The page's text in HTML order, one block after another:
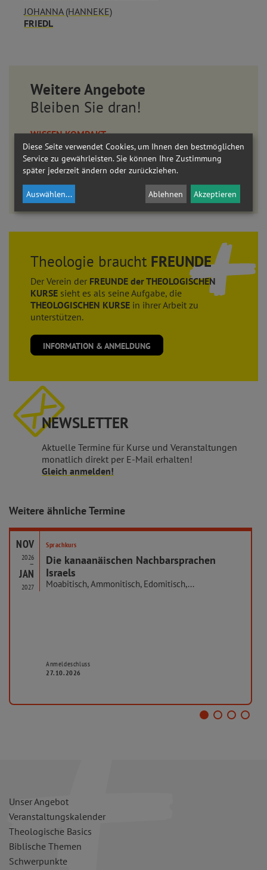
JOHANNA (HANNEKE)
FRIEDL
Weitere Angebote
Bleiben Sie dran!
WISSEN KOMPAKT
ONLINE-MODULE
AKADEMIE AM DOM
LEHRGANG THEOLOGIE
Eine umfassende Auseinandersetzung mit dem christlichen Glauben.
Theologie braucht FREUNDE
Der Verein der FREUNDE der THEOLOGISCHEN
KURSE sieht es als seine Aufgabe, die
THEOLOGISCHEN KURSE in ihrer Arbeit zu
unterstützen.
INFORMATION & ANMELDUNG
NEWSLETTER
Aktuelle Termine für Kurse und Veranstaltungen
monatlich direkt per E-Mail erhalten!
Gleich anmelden!
Weitere ähnliche Termine
NOV
2026
–
JAN
2027
Sprachkurs
Die kanaanäischen Nachbarsprachen
Israels
Moabitisch, Ammonitisch, Edomitisch,...
Anmeldeschluss
27.10.2026
Unser Angebot
Veranstaltungskalender
Theologische Basics
Biblische Themen
Schwerpunkte
Diese Seite verwendet Cookies, um Ihnen den bestmöglichen
Service zu gewährleisten. Sie können Ihre Zustimmung
später jederzeit ändern oder zurückziehen.
Auswählen... Ablehnen Akzeptieren